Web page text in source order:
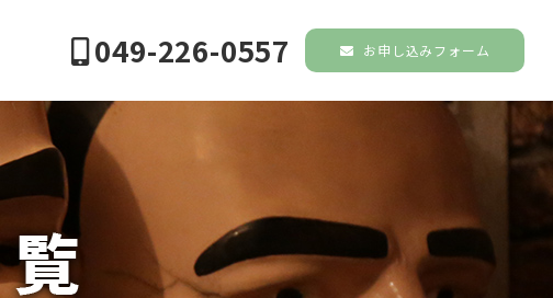
049-226-0557 お申し込みフォーム